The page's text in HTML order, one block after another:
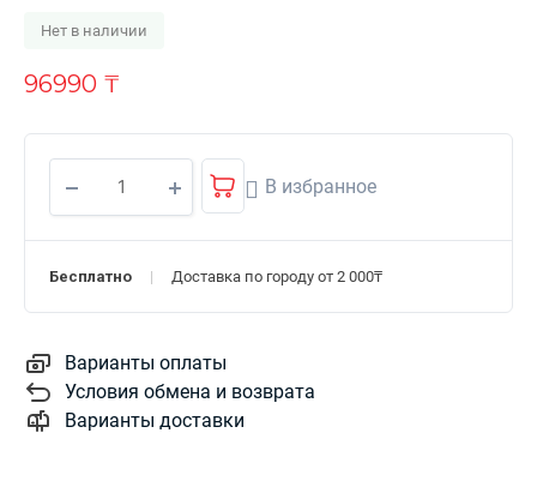
Нет в наличии
96990 ₸
В избранное
Бесплатно Доставка по городу от 2 000₸
Варианты оплаты
Условия обмена и возврата
Варианты доставки